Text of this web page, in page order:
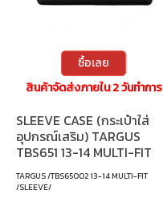
ซื้อเลย
สินค้าจัดส่งภายใน 2 วันทำการ
SLEEVE CASE (กระเป๋าใส่
อุปกรณ์เสริม) TARGUS
TBS651 13-14 MULTI-FIT
SLEEVE (BLACK)
TARGUS /TBS65002 13-14 MULTI-FIT
/SLEEVE/